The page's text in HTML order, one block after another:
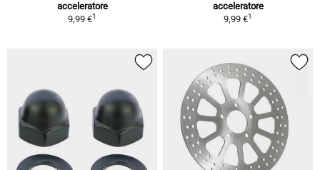
acceleratore
9,99 €1
acceleratore
9,99 €1